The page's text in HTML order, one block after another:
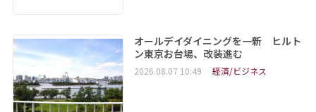
オールデイダイニングを一新 ヒルト
ン東京お台場、改装進む
2026.08.07 10:49 経済/ビジネス